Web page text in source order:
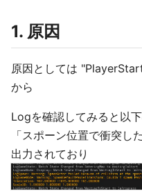
1. 原因
原因としては
から
Logを確認してみると以
「スポーン位置で衝突し
出力されており